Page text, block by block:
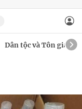
Dân tộc và Tôn giáo